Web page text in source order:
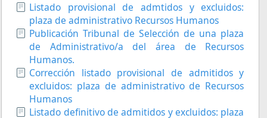
Listado provisional de admtidos y excluidos:
plaza de administrativo Recursos Humanos
Publicación Tribunal de Selección de una plaza
de Administrativo/a del área de Recursos
Humanos.
Corrección listado provisional de admitidos y
excluidos: plaza de administrativo de Recursos
Humanos
Listado definitivo de admitidos y excluidos: plaza